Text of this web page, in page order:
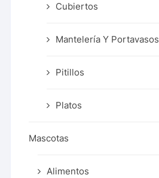
Cubiertos
Mantelería Y Portavasos
Pitillos
Platos
Mascotas
Alimentos